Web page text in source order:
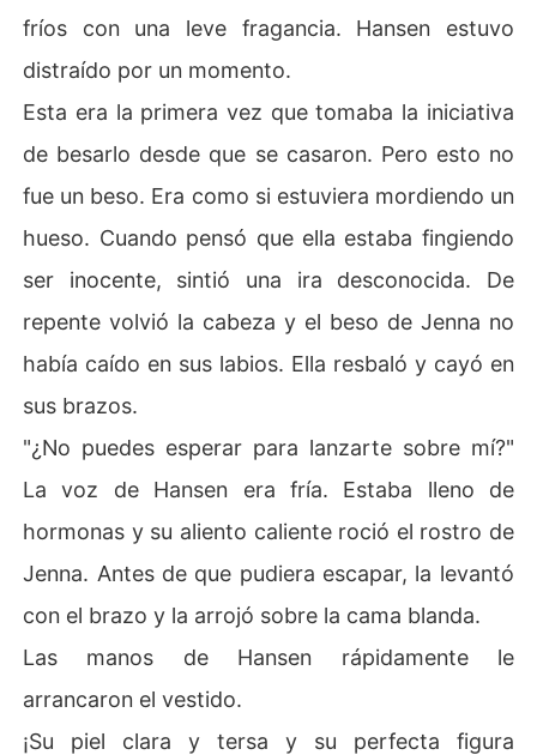
fríos con una leve fragancia. Hansen estuvo
distraído por un momento.
Esta era la primera vez que tomaba la iniciativa
de besarlo desde que se casaron. Pero esto no
fue un beso. Era como si estuviera mordiendo un
hueso. Cuando pensó que ella estaba fingiendo
ser inocente, sintió una ira desconocida. De
repente volvió la cabeza y el beso de Jenna no
había caído en sus labios. Ella resbaló y cayó en
sus brazos.
"¿No puedes esperar para lanzarte sobre mí?"
La voz de Hansen era fría. Estaba lleno de
hormonas y su aliento caliente roció el rostro de
Jenna. Antes de que pudiera escapar, la levantó
con el brazo y la arrojó sobre la cama blanda.
Las manos de Hansen rápidamente le
arrancaron el vestido.
¡Su piel clara y tersa y su perfecta figura